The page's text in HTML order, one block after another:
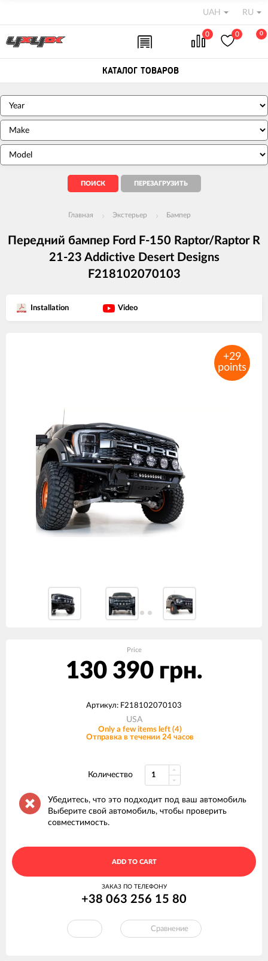
UAH RU
0 0 0
КАТАЛОГ ТОВАРОВ
Главная Экстерьер Бампер
Передний бампер Ford F-150 Raptor/Raptor R
21-23 Addictive Desert Designs
F218102070103
Installation Video
+29
points
Price
130 390 грн.
Артикул: F218102070103
USA
Only a few items left (4)
Отправка в течении 24 часов
Количество
Убедитесь, что это подходит под ваш автомобиль
Выберите свой автомобиль, чтобы проверить
совместимость.
ADD TO CART
ЗАКАЗ ПО ТЕЛЕФОНУ
+38 063 256 15 80
Сравнение